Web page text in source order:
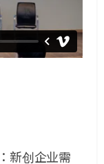
新创企业需